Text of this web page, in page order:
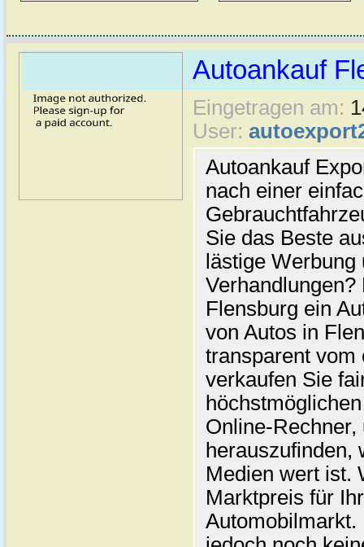
Autoankauf
Eingetragen am:
User:
Autoankauf
nach einer
Sie das Beste
lästige Werbung
Flensburg ein
von Autos in
transparent vom
verkaufen Sie
Online-
herauszufinden,
Medien wert ist.
Marktpreis für